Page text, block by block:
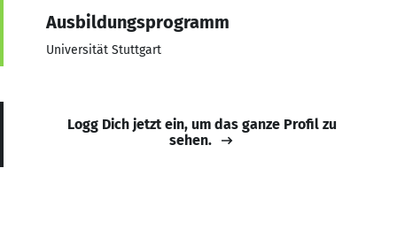
Ausbildungsprogramm
Universität Stuttgart
Logg Dich jetzt ein, um das ganze Profil zu
sehen.